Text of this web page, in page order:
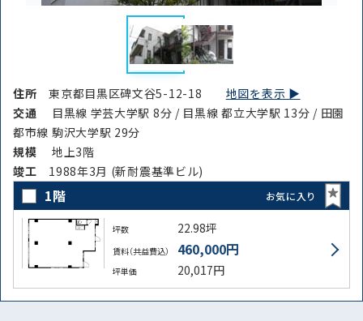
住所東京都目黒区碑文谷5-12-18 地図を表示 ▶︎
交通
目黒線 学芸大学駅 8分 / 目黒線 都立大学駅 13分 / 田園
都市線 駒沢大学駅 29分
規模
地上3階
竣⼯ 1988年3月 (新耐震基準ビル)
1階 お気に入り
坪数 22.98坪
賃料（共益費込） 460,000円
坪単価 20,017円